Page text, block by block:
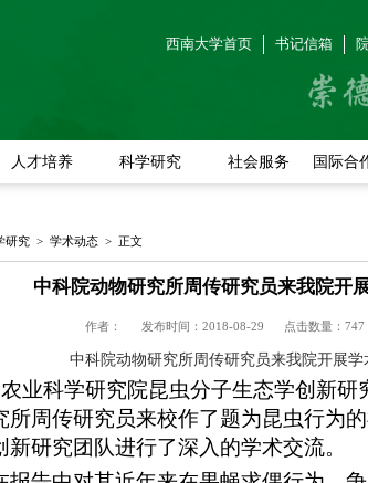
西南大学首页 书记信箱
人才培养 科学研究 社会服务 国际合
研究> 学术动态> 正文
中科院动物研究所周传研究员来我院开
作者： 发布时间：2018-08-29 点击数量： 747
中科院动物研究所周传研究员来我院开展学
业科学研究院昆虫分子生态学创新
所周传研究员来校作了题为昆虫行为
新研究团队进行了深入的学术交流。